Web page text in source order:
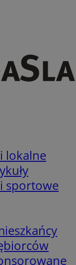
lokalne
sportowe